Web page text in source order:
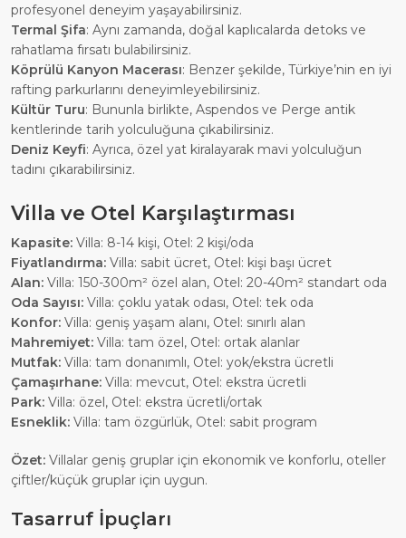
profesyonel deneyim yaşayabilirsiniz.
Termal Şifa: Aynı zamanda, doğal kaplıcalarda detoks ve
rahatlama fırsatı bulabilirsiniz.
Köprülü Kanyon Macerası: Benzer şekilde, Türkiye’nin en iyi
rafting parkurlarını deneyimleyebilirsiniz.
Kültür Turu: Bununla birlikte, Aspendos ve Perge antik
kentlerinde tarih yolculuğuna çıkabilirsiniz.
Deniz Keyfi: Ayrıca, özel yat kiralayarak mavi yolculuğun
tadını çıkarabilirsiniz.
Villa ve Otel Karşılaştırması
Kapasite: Villa: 8-14 kişi, Otel: 2 kişi/oda
Fiyatlandırma: Villa: sabit ücret, Otel: kişi başı ücret
Alan: Villa: 150-300m² özel alan, Otel: 20-40m² standart oda
Oda Sayısı: Villa: çoklu yatak odası, Otel: tek oda
Konfor: Villa: geniş yaşam alanı, Otel: sınırlı alan
Mahremiyet: Villa: tam özel, Otel: ortak alanlar
Mutfak: Villa: tam donanımlı, Otel: yok/ekstra ücretli
Çamaşırhane: Villa: mevcut, Otel: ekstra ücretli
Park: Villa: özel, Otel: ekstra ücretli/ortak
Esneklik: Villa: tam özgürlük, Otel: sabit program
Özet: Villalar geniş gruplar için ekonomik ve konforlu, oteller
çiftler/küçük gruplar için uygun.
Tasarruf İpuçları